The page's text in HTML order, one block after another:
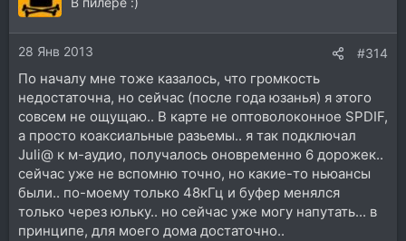
28 Янв 2013 #314
По началу мне тоже казалось, что громкость
недостаточна, но сейчас (после года юзанья) я этого
совсем не ощущаю.. В карте не оптоволоконное SPDIF,
а просто коаксиальные разьемы.. я так подключал
Juli@ к м-аудио, получалось оновременно 6 дорожек..
сейчас уже не вспомню точно, но какие-то ньюансы
были.. по-моему только 48кГц и буфер менялся
только через юльку.. но сейчас уже могу напутать... в
принципе, для моего дома достаточно..